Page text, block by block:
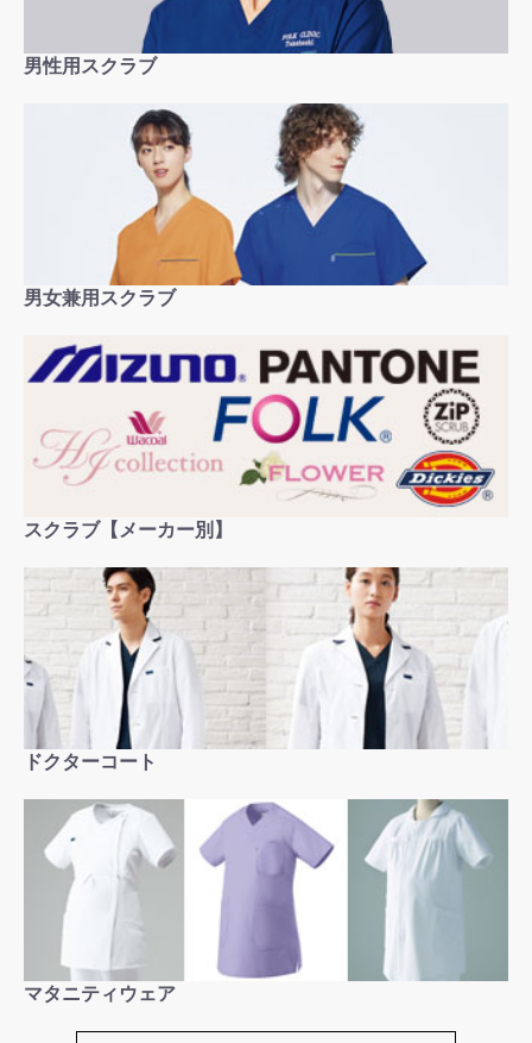
男性用スクラブ
男女兼用スクラブ
スクラブ【メーカー別】
ドクターコート
マタニティウェア